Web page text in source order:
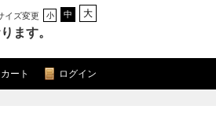
イズ変更 小 中 大
ます。
ログイン
カート